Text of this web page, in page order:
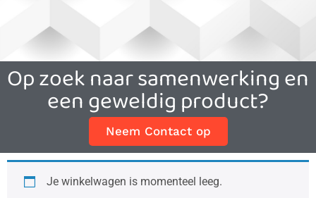
Op zoek naar samenwerking en
een geweldig product?
Neem Contact op
Je winkelwagen is momenteel leeg.